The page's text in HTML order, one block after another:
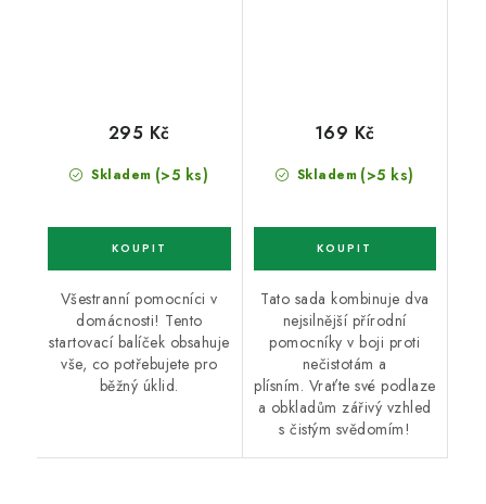
Skladem (>5 ks)
295 Kč
Všestranní pomocníci v
domácnosti! Tento
startovací balíček obsahuje
vše, co potřebujete pro
běžný úklid.
Skladem (>5 ks)
169 Kč
Tato sada kombinuje dva
nejsilnější přírodní
pomocníky v boji proti
nečistotám a
plísním. Vraťte své podlaze
a obkladům zářivý vzhled
s čistým svědomím!